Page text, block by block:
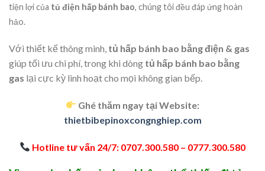
tiện lợi của tủ điện hấp bánh bao, chúng tôi đều đáp ứng hoàn
hảo.
Với thiết kế thông minh, tủ hấp bánh bao bằng điện & gas
giúp tối ưu chi phí, trong khi dòng tủ hấp bánh bao bằng
gas lại cực kỳ linh hoạt cho mọi không gian bếp.
Ghé thăm ngay tại Website:
thietbibepinoxcongnghiep.com
Hotline tư vấn 24/7: 0707.300.580 – 0777.300.580